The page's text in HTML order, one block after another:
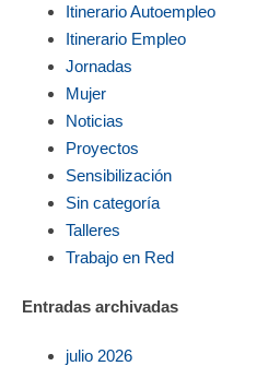
Itinerario Autoempleo
Itinerario Empleo
Jornadas
Mujer
Noticias
Proyectos
Sensibilización
Sin categoría
Talleres
Trabajo en Red
Entradas archivadas
julio 2026